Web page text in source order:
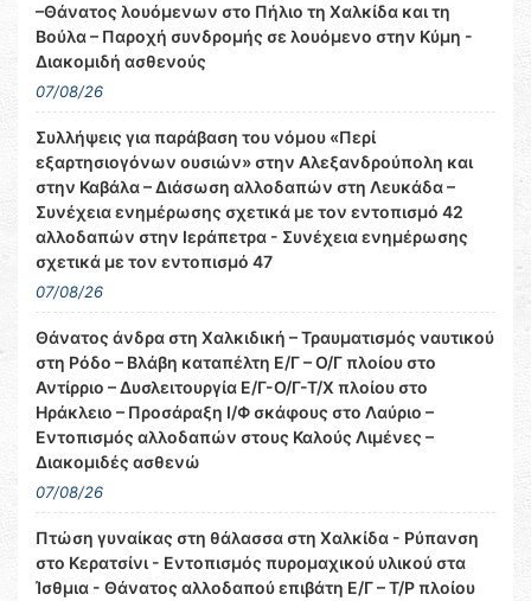
–Θάνατος λουόμενων στο Πήλιο τη Χαλκίδα και τη
Βούλα – Παροχή συνδρομής σε λουόμενο στην Κύμη -
Διακομιδή ασθενούς
07/08/26
Συλλήψεις για παράβαση του νόμου «Περί
εξαρτησιογόνων ουσιών» στην Αλεξανδρούπολη και
στην Καβάλα – Διάσωση αλλοδαπών στη Λευκάδα –
Συνέχεια ενημέρωσης σχετικά με τον εντοπισμό 42
αλλοδαπών στην Ιεράπετρα - Συνέχεια ενημέρωσης
σχετικά με τον εντοπισμό 47
07/08/26
Θάνατος άνδρα στη Χαλκιδική – Τραυματισμός ναυτικού
στη Ρόδο – Βλάβη καταπέλτη Ε/Γ – Ο/Γ πλοίου στο
Αντίρριο – Δυσλειτουργία Ε/Γ-Ο/Γ-Τ/Χ πλοίου στο
Ηράκλειο – Προσάραξη Ι/Φ σκάφους στο Λαύριο –
Εντοπισμός αλλοδαπών στους Καλούς Λιμένες –
Διακομιδές ασθενώ
07/08/26
Πτώση γυναίκας στη θάλασσα στη Χαλκίδα - Ρύπανση
στο Κερατσίνι - Εντοπισμός πυρομαχικού υλικού στα
Ίσθμια - Θάνατος αλλοδαπού επιβάτη Ε/Γ – Τ/Ρ πλοίου